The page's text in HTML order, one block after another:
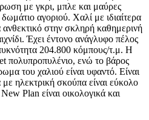
με γκρι, μπλε και μαύρες
δωμάτιο αγοριού. Χαλί με ιδιαίτερα
στην σκληρή καθημερινή
Έχει έντονο ανάγλυφο πέλος
204.800 κόμπους/τ.μ. Η
πολυπροπυλένιο, ενώ το βάρος
του χαλιού είναι υφαντό. Είναι
ηλεκτρική σκούπα είναι εύκολο
Plan είναι οικολογικά και